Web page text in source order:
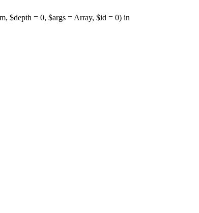
$depth = 0, $args = Array, $id = 0) in